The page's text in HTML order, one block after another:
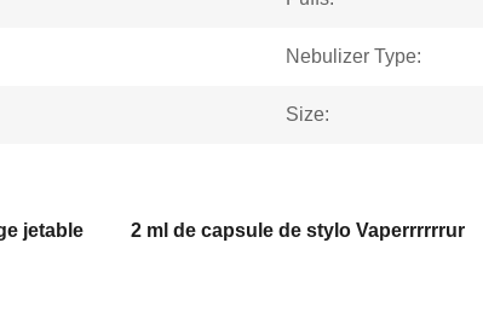
Nebulizer Type:
Size:
jetable 2 ml de capsule de stylo Vaperrrrrrur